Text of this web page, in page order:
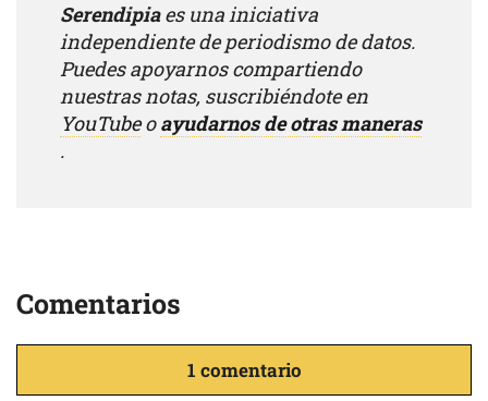
Serendipiaes una iniciativa
independiente de periodismo de datos.
Puedes apoyarnos compartiendo
nuestras notas, suscribiéndote en
YouTubeoayudarnos de otras maneras
.
Comentarios
1 comentario